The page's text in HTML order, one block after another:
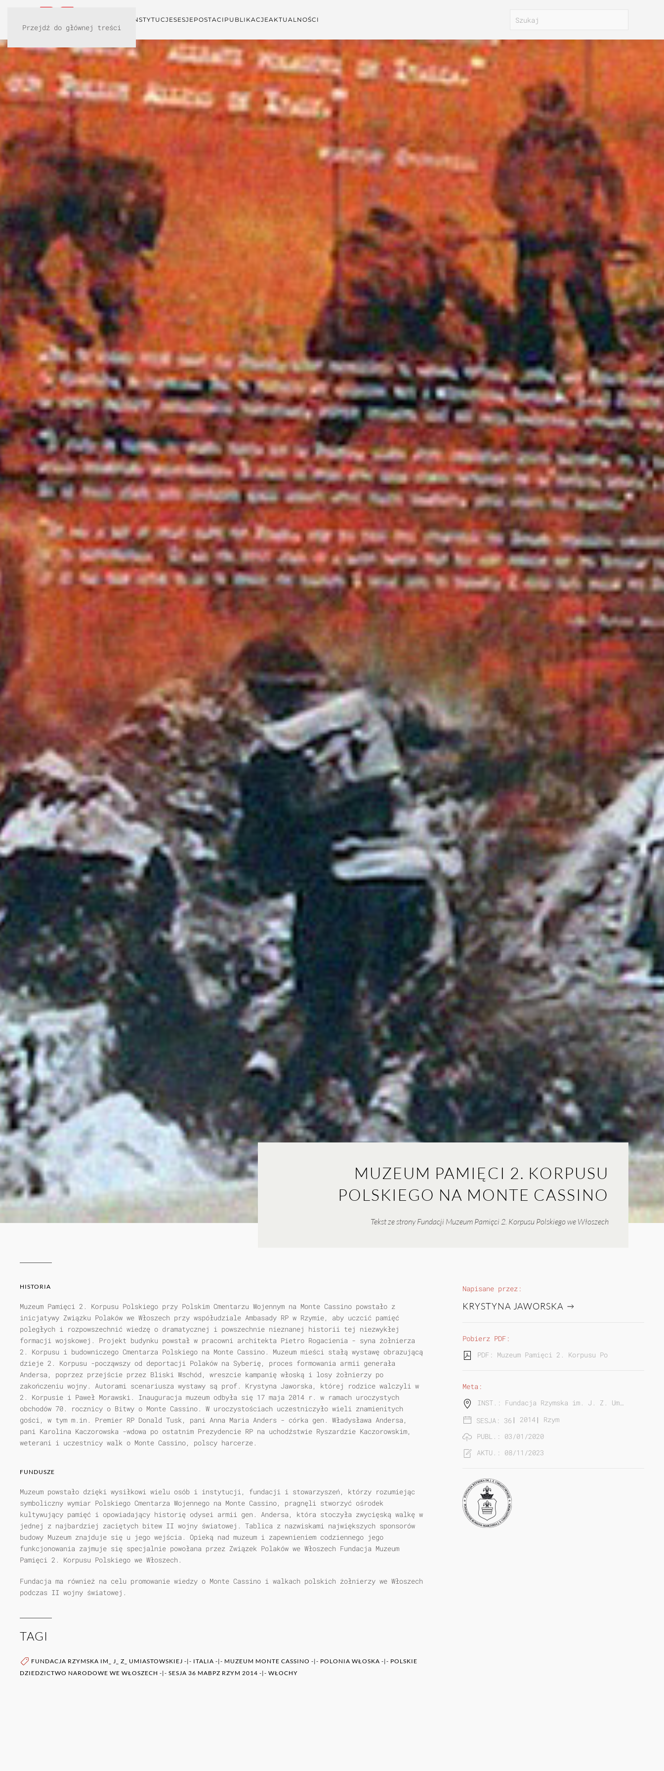
Przejdź do głównej treści
INSTYTUCJESESJEPOSTACI PUBLIKACJEAKTUALNOŚCI
MUZEUM PAMIĘCI 2. KORPUSU
POLSKIEGO NA MONTE CASSINO
Tekst ze strony Fundacji Muzeum Pamięci 2. Korpusu Polskiego we Włoszech
HISTORIA
Muzeum Pamięci 2. Korpusu Polskiego przy Polskim Cmentarzu Wojennym na Monte Cassino powstało z
inicjatywy Związku Polaków we Włoszech przy współudziale Ambasady RP w Rzymie, aby uczcić pamięć
poległych i rozpowszechnić wiedzę o dramatycznej i powszechnie nieznanej historii tej niezwykłej
formacji wojskowej. Projekt budynku powstał w pracowni architekta Pietro Rogacienia - syna żołnierza
2. Korpusu i budowniczego Cmentarza Polskiego na Monte Cassino. Muzeum mieści stałą wystawę obrazującą
dzieje 2. Korpusu -począwszy od deportacji Polaków na Syberię, proces formowania armii generała
Andersa, poprzez przejście przez Bliski Wschód, wreszcie kampanię włoską i losy żołnierzy po
zakończeniu wojny. Autorami scenariusza wystawy są prof. Krystyna Jaworska, której rodzice walczyli w
2. Korpusie i Paweł Morawski. Inauguracja muzeum odbyła się 17 maja 2014 r. w ramach uroczystych
obchodów 70. rocznicy o Bitwy o Monte Cassino. W uroczystościach uczestniczyło wieli znamienitych
gości, w tym m.in. Premier RP Donald Tusk, pani Anna Maria Anders - córka gen. Władysława Andersa,
pani Karolina Kaczorowska -wdowa po ostatnim Prezydencie RP na uchodźstwie Ryszardzie Kaczorowskim,
weterani i uczestnicy walk o Monte Cassino, polscy harcerze.
FUNDUSZE
Muzeum powstało dzięki wysiłkowi wielu osób i instytucji, fundacji i stowarzyszeń, którzy rozumiejąc
symboliczny wymiar Polskiego Cmentarza Wojennego na Monte Cassino, pragnęli stworzyć ośrodek
kultywujący pamięć i opowiadający historię odysei armii gen. Andersa, która stoczyła zwycięską walkę w
jednej z najbardziej zaciętych bitew II wojny światowej. Tablica z na­zwiskami największych sponsorów
budowy Muzeum znajduje się u jego wejścia. Opieką nad muzeum i zapewnieniem codziennego jego
funkcjonowania zajmuje się specjalnie powołana przez Związek Polaków we Włoszech Fundacja Muzeum
Pamięci 2. Korpusu Polskiego we Włoszech.
Fundacja ma również na celu promowanie wiedzy o Monte Cassino i walkach polskich żołnierzy we Włoszech
podczas II wojny światowej.
TAGI
FUNDACJA RZYMSKA IM_ J_ Z_ UMIASTOWSKIEJ -|- ITALIA -|- MUZEUM MONTE CASSINO -|- POLONIA WŁOSKA -|- POLSKIE
DZIEDZICTWO NARODOWE WE WŁOSZECH -|- SESJA 36 MABPZ RZYM 2014 -|- WŁOCHY
Napisane przez:
KRYSTYNA JAWORSKA
Pobierz PDF:
PDF: Muzeum Pamięci 2. Korpusu Polskiego na
Meta:
INST.: Fundacja Rzymska im. J. Z. Um…
SESJA: 36 | 2014| Rzym
PUBL.: 03/01/2020
AKTU.: 08/11/2023